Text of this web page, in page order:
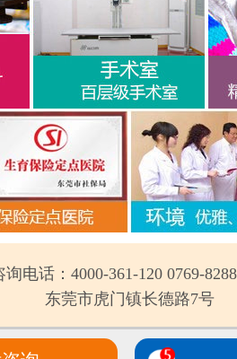
询电话：4000-361-120 0769-
东莞市虎门镇长德路7号